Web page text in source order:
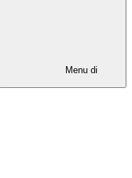
Menu di